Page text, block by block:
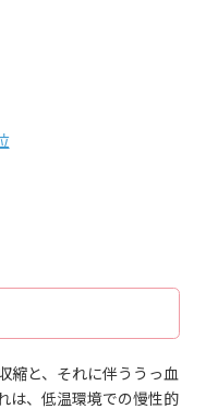
縮と、それに伴ううっ血
は、低温環境での慢性的